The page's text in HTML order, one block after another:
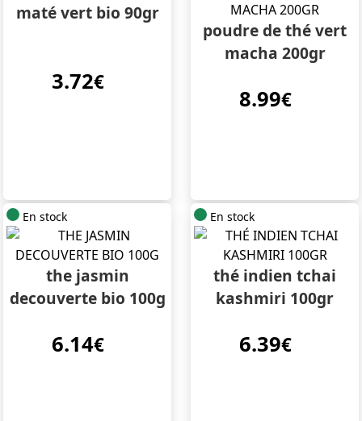
maté vert bio 90gr
3.72€
poudre de thé vert
macha 200gr
8.99€
En stock
the jasmin
decouverte bio 100g
6.14€
En stock
thé indien tchai
kashmiri 100gr
6.39€